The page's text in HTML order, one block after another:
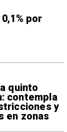
por
quinto
contempla
y
en zonas